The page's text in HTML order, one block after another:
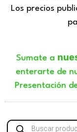
Los precios
Sumate a
enterarte de
Presentación
Búsqueda